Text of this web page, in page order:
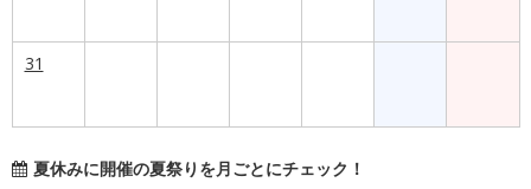
31
夏休みに開催の夏祭りを月ごとにチェック！